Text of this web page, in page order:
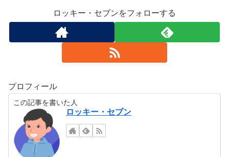
ロッキー・セブンをフォローする
プロフィール
この記事を書いた人
ロッキー・セブン